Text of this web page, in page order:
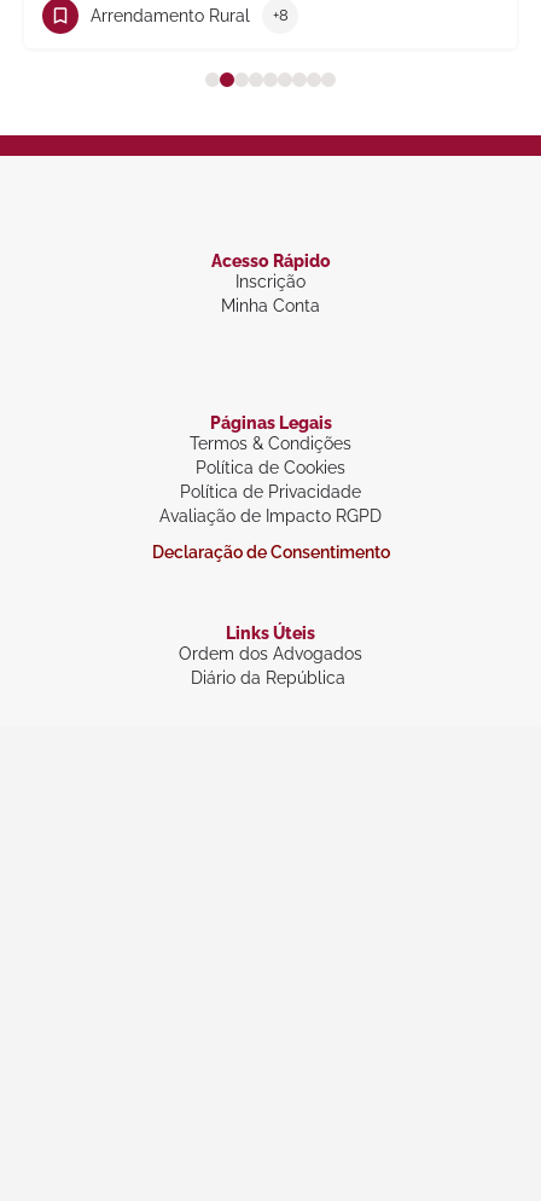
Acesso Rápido
Inscrição
Minha Conta
Páginas Legais
Termos & Condições
Política de Cookies
Política de Privacidade
Avaliação de Impacto RGPD
Declaração de Consentimento
Links Úteis
Ordem dos Advogados
Diário da República